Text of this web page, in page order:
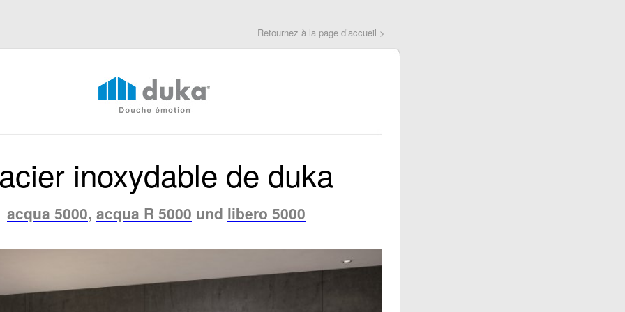
Retournez à la page d’accueil >
inoxydable de duka
acqua 5000, acqua R 5000 und libero 5000